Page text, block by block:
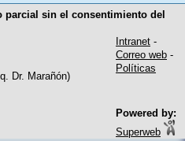
sin el consentimiento del
Dr. Marañón)
Intranet -
Correo web -
Políticas
Powered by:
Superweb